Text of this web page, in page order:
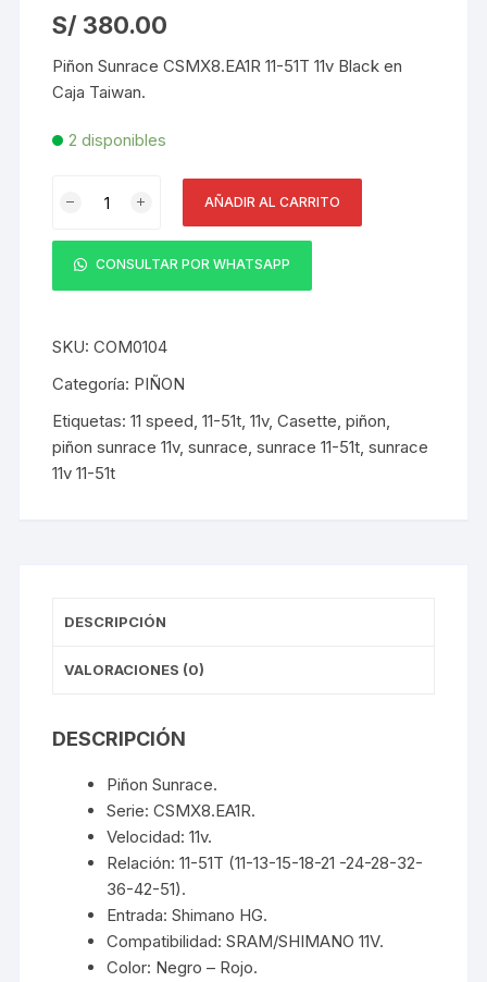
S/ 380.00
Piñon Sunrace CSMX8.EA1R 11-51T 11v Black en
Caja Taiwan.
2 disponibles
Sunrace
CSMX8.EA1R
51T
Black
Caja
Taiwan
cantidad
AÑADIR AL CARRITO
CONSULTAR POR WHATSAPP
SKU:COM0104
Categoría: PIÑON
Etiquetas:11 speed,11-51t,11v,Casette,piñon,
piñon sunrace 11v,sunrace,sunrace 11-51t,sunrace
11v 11-51t
DESCRIPCIÓN
VALORACIONES (0)
DESCRIPCIÓN
Piñon Sunrace.
Serie: CSMX8.EA1R.
Velocidad: 11v.
Relación: 11-51T (11-13-15-18-21 -24-28-32-
36-42-51).
Entrada: Shimano HG.
Compatibilidad: SRAM/SHIMANO 11V.
Color: Negro – Rojo.